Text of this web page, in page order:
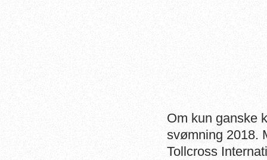
Om kun ganske
svømning 2018.
Tollcross